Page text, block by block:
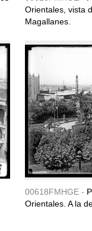
Orientales, vista
Magallanes.
00618FMHGE -
Orientales. A la